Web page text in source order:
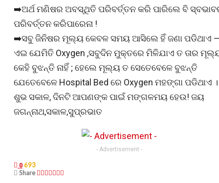
➡️ଅର୍ଥ ମଣିଷର ଅବସ୍ଥିତି ପରିବର୍ତ୍ତନ କରି ପାରିଲେ ବି
ପରିବର୍ତ୍ତନ କରିପାରେନା !
➡️ସବୁ ଜିନିଷର ମୂଲ୍ୟ କେବଳ ସମୟ ଆସିଲେ ହିଁ ଜଣା ପଡିଥାଏ
ଏଇ ଯେମିତି Oxygen ,ସବୁଦିନ ମୁକ୍ତରେ ମିଳିଯାଏ ତ ତାର
କେହି ବୁଝନ୍ତି ନାହିଁ ; ହେଲେ ମୂଲ୍ୟ ତ ସେତେବେଳେ ବୁଝନ୍ତି
ଯେତେବେଳେ Hospital Bed ରେ Oxygen ମହଙ୍ଗା ପଡିଥାଏ ।
ଶୁଭ ସକାଳ, ଦିନଟି ଆପଣଙ୍କ ପାଇଁ ମଙ୍ଗଳମୟ ହେଉ! ଜୟ
ଜଗନ୍ନାଥ,ସକାଳ,ସୁପ୍ରଭାତ
- Advertisement -
0 693
Share